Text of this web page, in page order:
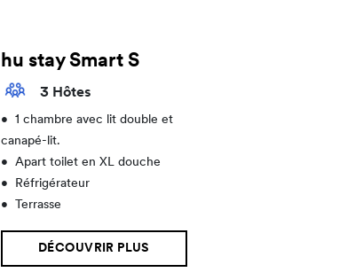
hu stay Smart S
3 Hôtes
• 1 chambre avec lit double et
canapé-lit.
• Apart toilet en XL douche
•
Réfrigérateur
• Terrasse
DÉCOUVRIR PLUS